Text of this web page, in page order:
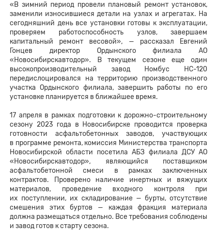
«В зимний период провели плановый ремонт установок,
заменили износившиеся детали на узлах и агрегатах. На
сегодняшний день все установки готовы к эксплуатации,
проверяем работоспособность узлов, завершаем
капитальный ремонт весовой», — рассказал Евгений
Гонцев директор Ордынского филиала
АО
«Новосибирскавтодор». В текущем сезоне
еще один
высокопроизводительный завод Номбус НС-120
передислоцировался на территорию производственного
участка Ордынского филиала, завершить работы по его
установке планируется в ближайшее время.
17 апреля в рамках подготовки к дорожно-строительному
сезону 2023 года в Новосибирске проводится проверка
готовности асфальтобетонных заводов, участвующих
в программе ремонта, комиссия Министерства транспорта
Новосибирской области посетила АБЗ филиала ДСУ АО
«Новосибирскавтодор», являющийся поставщиком
асфальтобетонной смеси в рамках заключенных
контрактов. Проверено наличие инертных и вяжущих
материалов, проведение входного контроля при
их поступлении, их складирование — бурты, отсутствие
смешения этих буртов — каждая фракция материала
должна размещаться отдельно. Все требования соблюдены
и завод готов к старту сезона.